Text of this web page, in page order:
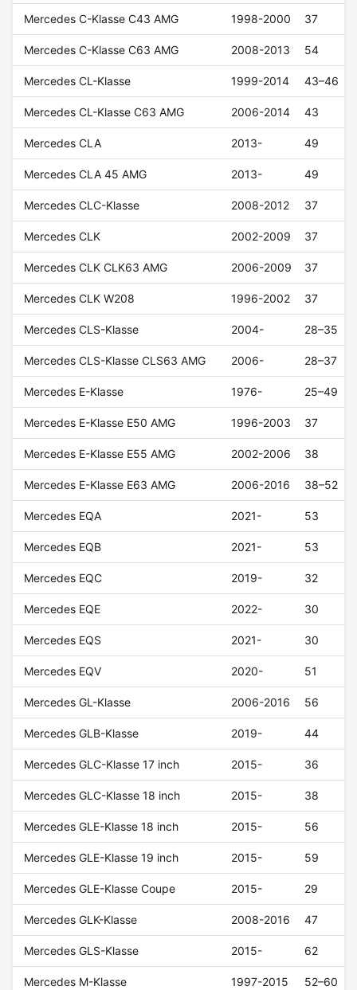
Mercedes C-Klasse C43 AMG 1998-2000 37
Mercedes C-Klasse C63 AMG 2008-2013 54
Mercedes CL-Klasse 1999-2014 43–46
Mercedes CL-Klasse C63 AMG 2006-2014 43
Mercedes CLA 2013- 49
Mercedes CLA 45 AMG 2013- 49
Mercedes CLC-Klasse 2008-2012 37
Mercedes CLK 2002-2009 37
Mercedes CLK CLK63 AMG 2006-2009 37
Mercedes CLK W208 1996-2002 37
Mercedes CLS-Klasse 2004- 28–35
Mercedes CLS-Klasse CLS63 AMG 2006- 28–37
Mercedes E-Klasse 1976- 25–49
Mercedes E-Klasse E50 AMG 1996-2003 37
Mercedes E-Klasse E55 AMG 2002-2006 38
Mercedes E-Klasse E63 AMG 2006-2016 38–52
Mercedes EQA 2021- 53
Mercedes EQB 2021- 53
Mercedes EQC 2019- 32
Mercedes EQE 2022- 30
Mercedes EQS 2021- 30
Mercedes EQV 2020- 51
Mercedes GL-Klasse 2006-2016 56
Mercedes GLB-Klasse 2019- 44
Mercedes GLC-Klasse 17 inch 2015- 36
Mercedes GLC-Klasse 18 inch 2015- 38
Mercedes GLE-Klasse 18 inch 2015- 56
Mercedes GLE-Klasse 19 inch 2015- 59
Mercedes GLE-Klasse Coupe 2015- 29
Mercedes GLK-Klasse 2008-2016 47
Mercedes GLS-Klasse 2015- 62
Mercedes M-Klasse 1997-2015 52–60